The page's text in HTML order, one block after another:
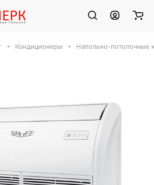
Кондиционеры Напольно-потолочные